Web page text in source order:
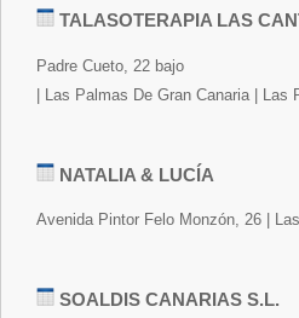
TALASOTERAPIA LAS
Padre Cueto, 22 bajo
| Las Palmas De Gran Canaria | Las
NATALIA & LUCÍA
Avenida Pintor Felo Monzón, 26 |
SOALDIS CANARIAS S.L.